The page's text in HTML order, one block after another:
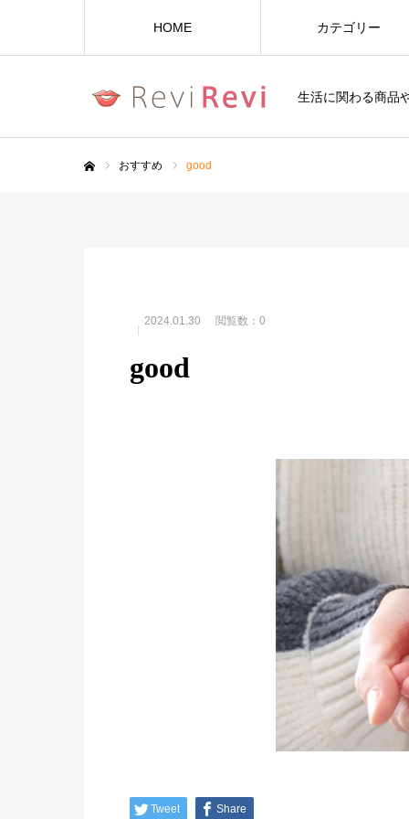
生活に関わる商品
HOME カテゴリー
おすすめ good
2024.01.30 閲覧数：0
good
Tweet Share